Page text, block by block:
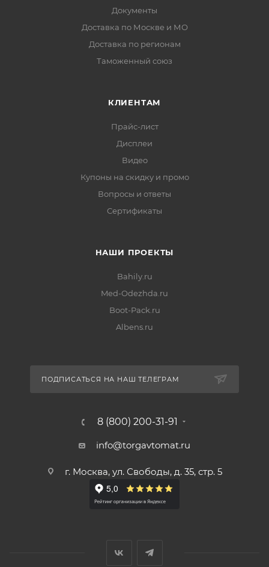
Документы
Доставка по Москве и МО
Доставка по регионам
Таможенный союз
КЛИЕНТАМ
Прайс-лист
Дисплеи
Видео
Купоны на скидку и промо
Вопросы и ответы
Сертификаты
НАШИ ПРОЕКТЫ
Bahily.ru
Med-Odezhda.ru
Boot-Pack.ru
Albens.ru
ПОДПИСАТЬСЯ НА НАШ ТЕЛЕГРАМ
8 (800) 200-31-91
info@torgavtomat.ru
г. Москва, ул. Свободы, д. 35, стр. 5